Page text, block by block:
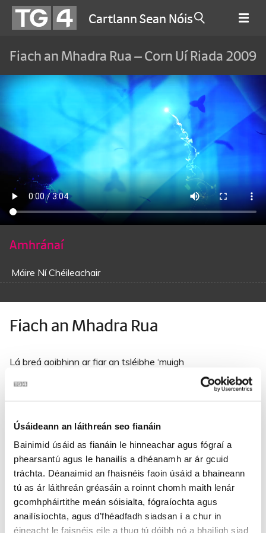
Úsáideann an láithreán seo fianáin
Bainimid úsáid as fianáin le hinneachar agus fógraí a
phearsantú agus le hanailís a dhéanamh ar ár gcuid
tráchta. Déanaimid an fhaisnéis faoin úsáid a bhaineann
tú as ár láithreán gréasáin a roinnt chomh maith lenár
gcomhpháirtithe meán sóisialta, fógraíochta agus
anailísíochta, agus d’fhéadfadh siadsan í a chur in
éineacht le faisnéis eile a thug tú dóibh nó a bhailigh siad
Cartlann Sean Nóis
Fiach an Mhadra Rua – Corn Uí Riada 2009
Amhránaí
Máire Ní Chéileachair
Fiach an Mhadra Rua
Lá breá aoibhinn ar fiar an tsléibhe ‘muigh
Do chuireamar ár ngadhair go cruinn lena chéile
San reang-a-diú-dil-é-dil am, did-ir-í- aigh-dil-é dil am,
Reang-a diú-dil-é dil-aigh-dil am, di-di-ri-am.
Lá Nollag Beag cuireadh deireadh leis an saoire
‘S do scaoileamar ár ngadhair go meanmnach meidhreach,
Amach fé’s na garbh-chnoic bhí tarrac ar an reynard,
‘S ó thuaidh chun Luimnigh ‘sea thug sé aghaidh uainn.